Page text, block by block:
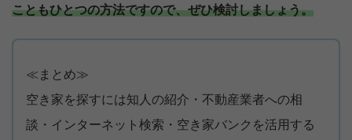
こともひとつの方法ですので、ぜひ検討しましょう。
≪まとめ≫
空き家を探すには知人の紹介・不動産業者への相
談・インターネット検索・空き家バンクを活用する